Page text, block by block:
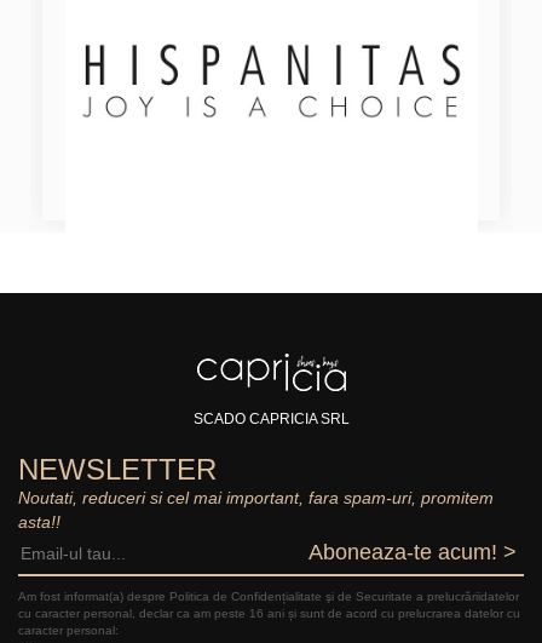
SCADO CAPRICIA SRL
NEWSLETTER
Noutati, reduceri si cel mai important, fara spam-uri, promitem
asta!!
Aboneaza-te acum! >
Am fost informat(a) despre Politica de Confidențialitate şi de Securitate a prelucrăriidatelor
cu caracter personal, declar ca am peste 16 ani și sunt de acord cu prelucrarea datelor cu
caracter personal: